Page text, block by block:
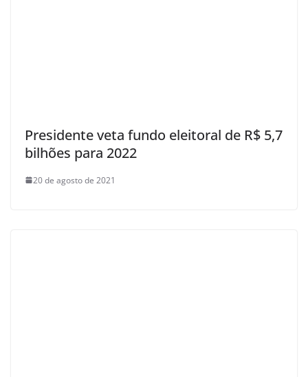
Presidente veta fundo eleitoral de R$ 5,7
bilhões para 2022
20 de agosto de 2021